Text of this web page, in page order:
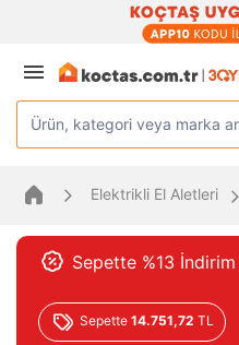
Ürün, kategori veya marka
Elektrikli El Aletleri
Sepette %13 İndirim
Sepette 14.751,72 TL